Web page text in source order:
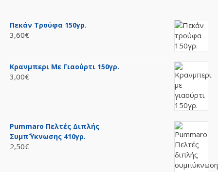
Πεκάν Τρούφα 150γρ.
3,60€
Κρανμπερι Με Γιαούρτι 150γρ.
3,00€
Pummaro Πελτές Διπλής
Συμπ΄ύκνωσης 410γρ.
2,50€